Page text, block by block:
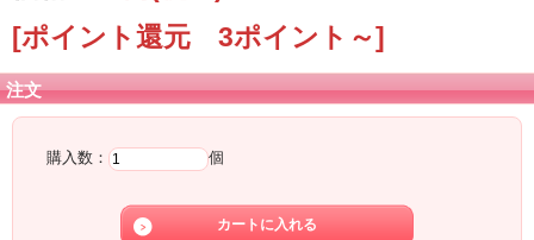
[ポイント還元 3ポイント～]
注文
購入数： 個